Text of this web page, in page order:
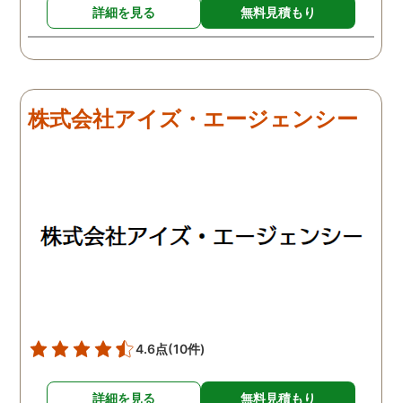
詳細を見る 無料見積もり
株式会社アイズ・エージェンシー
4.6点(10件)
詳細を見る 無料見積もり